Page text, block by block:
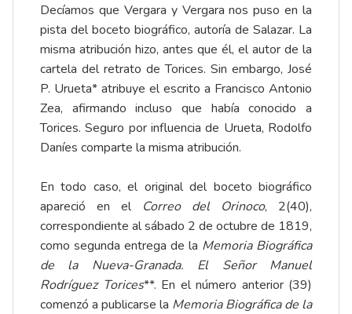
Decíamos que Vergara y Vergara nos puso en la
pista del boceto biográfico, autoría de Salazar. La
misma atribución hizo, antes que él, el autor de la
cartela del retrato de Torices. Sin embargo, José
P. Urueta* atribuye el escrito a Francisco Antonio
Zea, afirmando incluso que había conocido a
Torices. Seguro por influencia de Urueta, Rodolfo
Daníes comparte la misma atribución.
En todo caso, el original del boceto biográfico
apareció en el Correo del Orinoco, 2(40),
correspondiente al sábado 2 de octubre de 1819,
como segunda entrega de la Memoria Biográfica
de la Nueva-Granada. El Señor Manuel
Rodríguez Torices**. En el número anterior (39)
comenzó a publicarse la Memoria Biográfica de la